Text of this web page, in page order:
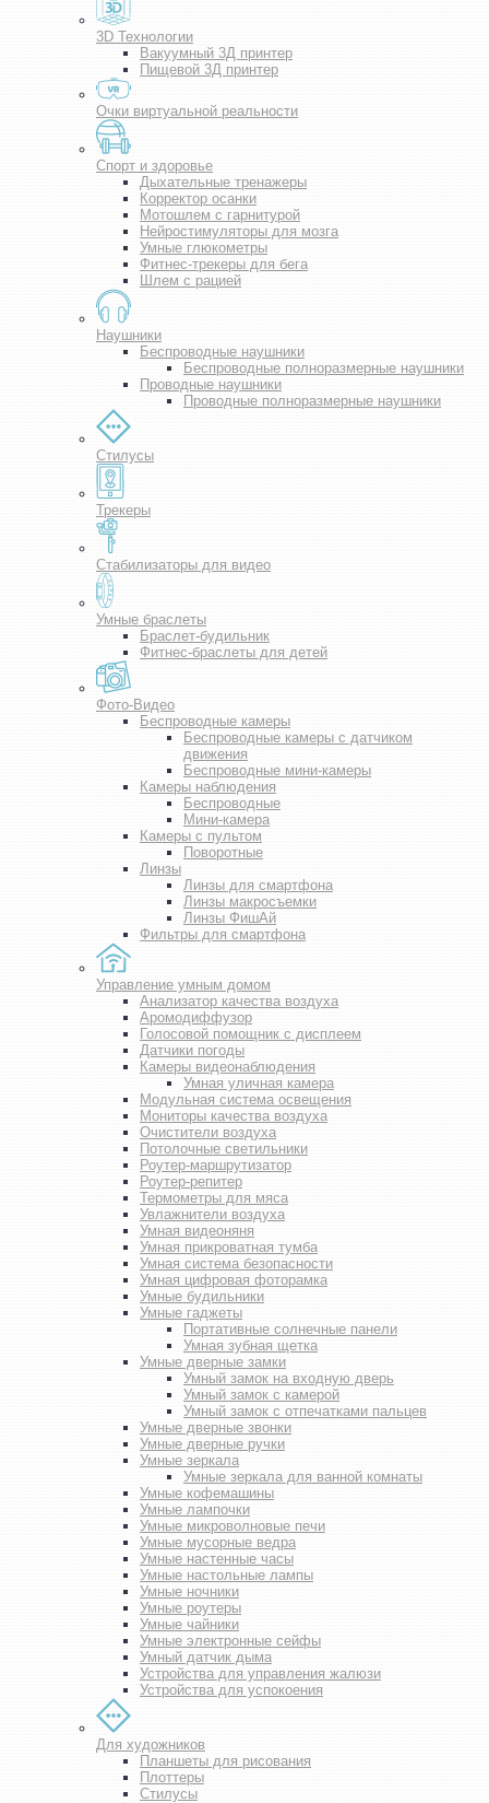
3D Технологии
Вакуумный 3Д принтер
Пищевой 3Д принтер
Очки виртуальной реальности
Спорт и здоровье
Дыхательные тренажеры
Корректор осанки
Мотошлем с гарнитурой
Нейростимуляторы для мозга
Умные глюкометры
Фитнес-трекеры для бега
Шлем с рацией
Наушники
Беспроводные наушники
Беспроводные полноразмерные наушники
Проводные наушники
Проводные полноразмерные наушники
Стилусы
Трекеры
Стабилизаторы для видео
Умные браслеты
Браслет-будильник
Фитнес-браслеты для детей
Фото-Видео
Беспроводные камеры
Беспроводные камеры с датчиком
движения
Беспроводные мини-камеры
Камеры наблюдения
Беспроводные
Мини-камера
Камеры с пультом
Поворотные
Линзы
Линзы для смартфона
Линзы макросъемки
Линзы ФишАй
Фильтры для смартфона
Управление умным домом
Анализатор качества воздуха
Аромодиффузор
Голосовой помощник с дисплеем
Датчики погоды
Камеры видеонаблюдения
Умная уличная камера
Модульная система освещения
Мониторы качества воздуха
Очистители воздуха
Потолочные светильники
Роутер-маршрутизатор
Роутер-репитер
Термометры для мяса
Увлажнители воздуха
Умная видеоняня
Умная прикроватная тумба
Умная система безопасности
Умная цифровая фоторамка
Умные будильники
Умные гаджеты
Портативные солнечные панели
Умная зубная щетка
Умные дверные замки
Умный замок на входную дверь
Умный замок с камерой
Умный замок с отпечатками пальцев
Умные дверные звонки
Умные дверные ручки
Умные зеркала
Умные зеркала для ванной комнаты
Умные кофемашины
Умные лампочки
Умные микроволновые печи
Умные мусорные ведра
Умные настенные часы
Умные настольные лампы
Умные ночники
Умные роутеры
Умные чайники
Умные электронные сейфы
Умный датчик дыма
Устройства для управления жалюзи
Устройства для успокоения
Для художников
Планшеты для рисования
Плоттеры
Стилусы